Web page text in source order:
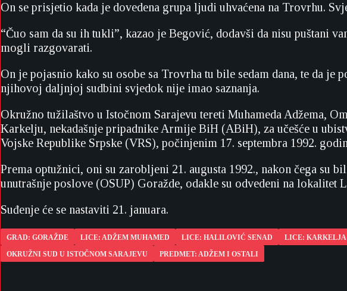
On se prisjetio kada je dovedena grupa ljudi uhvaćena na Trovrhu.
“Čuo sam da su ih tukli”, kazao je Begović, dodavši da nisu puštani
mogli razgovarati.
On je pojasnio kako su osobe sa Trovrha tu bile sedam dana, te da je
njihovoj daljnjoj sudbini svjedok nije imao saznanja.
Okružno tužilaštvo u Istočnom Sarajevu tereti Muhameda Adžema,
Karkelju, nekadašnje pripadnike Armije BiH (ABiH), za učešće u
Vojske Republike Srpske (VRS), počinjenim 17. septembra 1992.
Prema optužnici, oni su zarobljeni 21. augusta 1992., nakon čega su
unutrašnje poslove (OSUP) Goražde, odakle su odvedeni na lokalitet
Suđenje će se nastaviti 21. januara.
GRAD: GORAŽDE LICE: ADŽEM MUHAMED LICE: HALILOVIĆ SENAD LICE: KARKELJA
OKRUŽNI SUD U ISTOČNOM SARAJEVU
PREDMET: ADŽEM I OSTALI